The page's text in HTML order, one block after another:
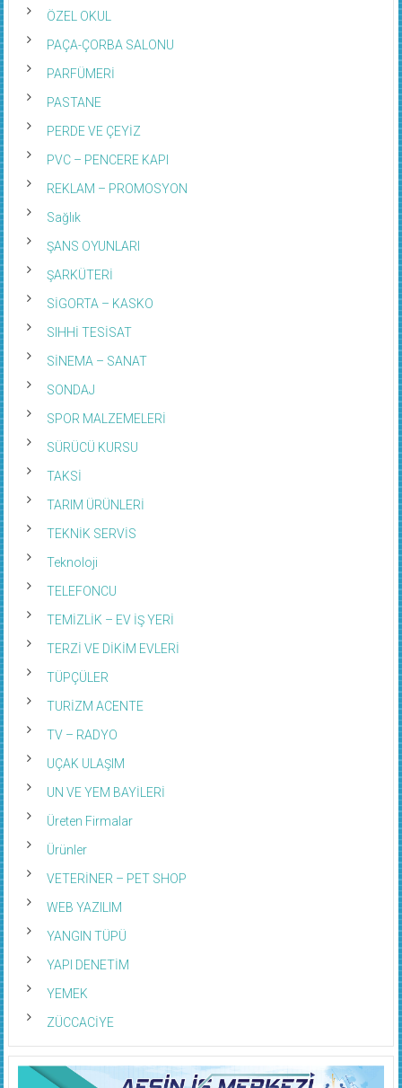
ÖZEL OKUL
PAÇA-ÇORBA SALONU
PARFÜMERİ
PASTANE
PERDE VE ÇEYİZ
PVC – PENCERE KAPI
REKLAM – PROMOSYON
Sağlık
ŞANS OYUNLARI
ŞARKÜTERİ
SİGORTA – KASKO
SIHHİ TESİSAT
SİNEMA – SANAT
SONDAJ
SPOR MALZEMELERİ
SÜRÜCÜ KURSU
TAKSİ
TARIM ÜRÜNLERİ
TEKNİK SERVİS
Teknoloji
TELEFONCU
TEMİZLİK – EV İŞ YERİ
TERZİ VE DİKİM EVLERİ
TÜPÇÜLER
TURİZM ACENTE
TV – RADYO
UÇAK ULAŞIM
UN VE YEM BAYİLERİ
Üreten Firmalar
Ürünler
VETERİNER – PET SHOP
WEB YAZILIM
YANGIN TÜPÜ
YAPI DENETİM
YEMEK
ZÜCCACİYE